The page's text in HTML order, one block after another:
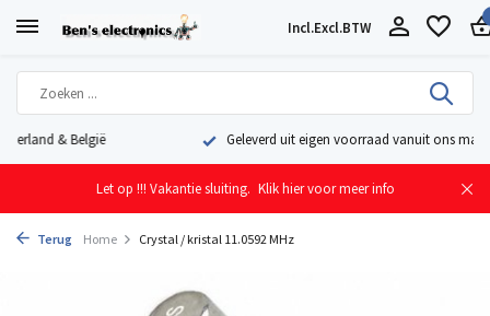
Incl.Excl.BTW
Geleverd uit eigen voorraad vanuit ons magazijn in Nederland
Let op !!! Vakantie sluiting. Klik hier voor meer info
Terug Home Crystal / kristal 11.0592 MHz